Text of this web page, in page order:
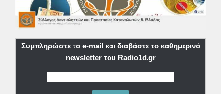
Συμπληρώστε το e-mail και διαβάστε το καθημερινό
newsletter του Radio1d.gr